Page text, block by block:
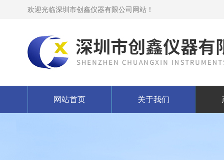
欢迎光临深圳市创鑫仪器有限公司网站！
网站首页 关于我们